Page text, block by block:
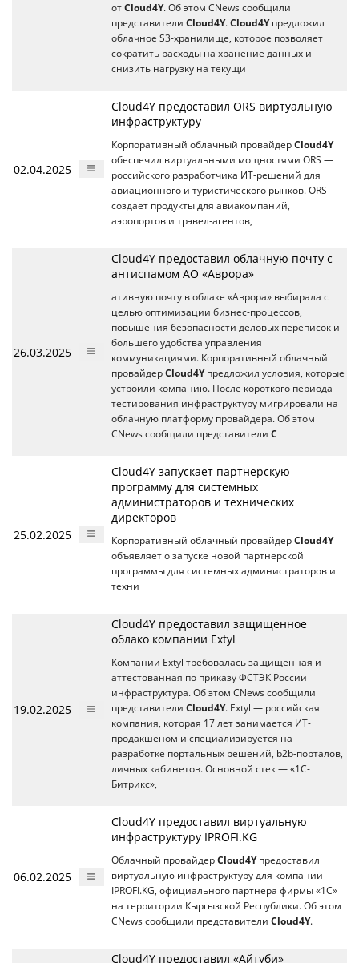
от Cloud4Y. Об этом CNews сообщили
представители Cloud4Y. Cloud4Yпредложил
облачное S3-хранилище, которое позволяет
сократить расходы на хранение данных и
снизить нагрузку на текущи
02.04.2025
Cloud4Y предоставил ORS виртуальную
инфраструктуру
Корпоративный облачный провайдер Cloud4Y
обеспечил виртуальными мощностями ORS —
российского разработчика ИТ-решений для
авиационного и туристического рынков. ORS
создает продукты для авиакомпаний,
аэропортов и трэвел-агентов,
26.03.2025
Cloud4Y предоставил облачную почту с
антиспамом АО «Аврора»
ативную почту в облаке «Аврора» выбирала с
целью оптимизации бизнес-процессов,
повышения безопасности деловых переписок и
большего удобства управления
коммуникациями. Корпоративный облачный
провайдер Cloud4Yпредложил условия, которые
устроили компанию. После короткого периода
тестирования инфраструктуру мигрировали на
облачную платформу провайдера. Об этом
CNews сообщили представители C
25.02.2025
Cloud4Y запускает партнерскую
программу для системных
администраторов и технических
директоров
Корпоративный облачный провайдер Cloud4Y
объявляет о запуске новой партнерской
программы для системных администраторов и
техни
19.02.2025
Cloud4Y предоставил защищенное
облако компании Extyl
Компании Extyl требовалась защищенная и
аттестованная по приказу ФСТЭК России
инфраструктура. Об этом CNews сообщили
представители Cloud4Y. Extyl — российская
компания, которая 17 лет занимается ИТ-
продакшеном и специализируется на
разработке портальных решений, b2b-порталов,
личных кабинетов. Основной стек — «1С-
Битрикс»,
06.02.2025
Cloud4Y предоставил виртуальную
инфраструктуру IPROFI.KG
Облачный провайдер Cloud4Yпредоставил
виртуальную инфраструктуру для компании
IPROFI.KG, официального партнера фирмы «1С»
на территории Кыргызской Республики. Об этом
CNews сообщили представители Cloud4Y.
Cloud4Y предоставил «Айтуби»